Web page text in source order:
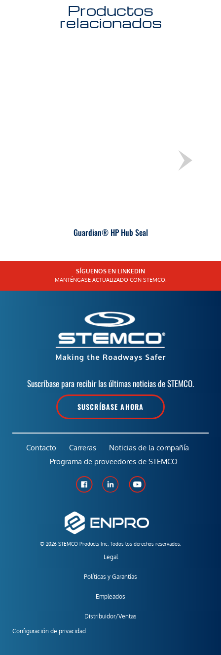
Productos
relacionados
Guardian® HP Hub Seal
SÍGUENOS EN LINKEDIN
MANTÉNGASE ACTUALIZADO CON STEMCO.
Suscríbase para recibir las últimas noticias de STEMCO.
SUSCRÍBASE AHORA
© 2026 STEMCO Products Inc. Todos los derechos reservados.
Legal
Políticas y Garantías
Empleados
Distribuidor/Ventas
Configuración de privacidad
Contacto Carreras
Noticias de la compañía
Programa de proveedores de STEMCO